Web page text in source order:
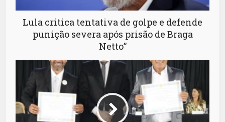
Lula critica tentativa de golpe e defende
punição severa após prisão de Braga
Netto”